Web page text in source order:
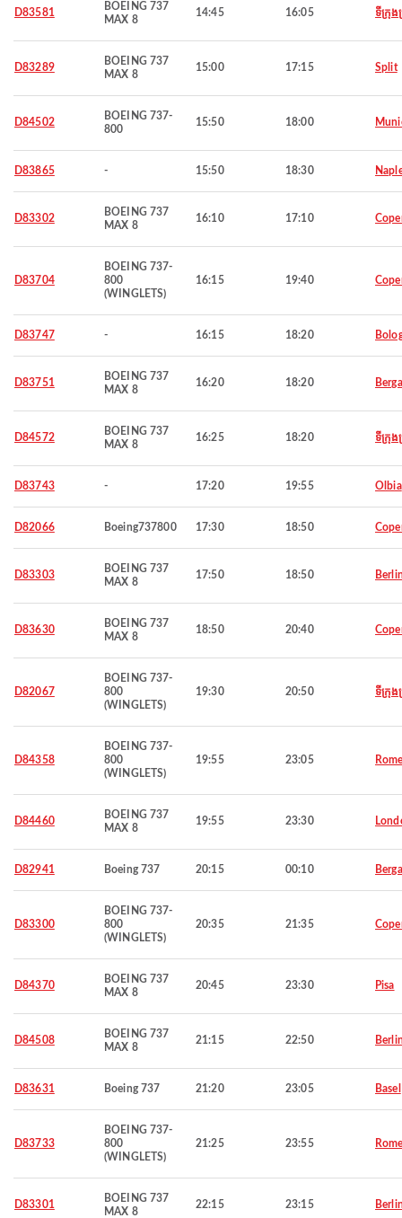
D83581
BOEING 737
MAX 8
14:45 16:05 ទីក្រុង
D83289
BOEING 737
MAX 8
15:00 17:15 Split
D84502
BOEING 737-
800
15:50 18:00
D83865 - 15:50 18:30
D83302
BOEING 737
MAX 8
16:10 17:10
D83704
BOEING 737-
800
(WINGLETS)
16:15 19:40
D83747 - 16:15 18:20
D83751
BOEING 737
MAX 8
16:20 18:20
D84572
BOEING 737
MAX 8
16:25 18:20 ទីក្រុង
D83743 - 17:20 19:55 Olbia
D82066 Boeing737800 17:30 18:50
D83303
BOEING 737
MAX 8
17:50 18:50
D83630
BOEING 737
MAX 8
18:50 20:40
D82067
BOEING 737-
800
(WINGLETS)
19:30 20:50 ទីក្រុង
D84358
BOEING 737-
800
(WINGLETS)
19:55 23:05
D84460
BOEING 737
MAX 8
19:55 23:30
D82941 Boeing 737 20:15 00:10
D83300
BOEING 737-
800
(WINGLETS)
20:35 21:35
D84370
BOEING 737
MAX 8
20:45 23:30 Pisa
D84508
BOEING 737
MAX 8
21:15 22:50
D83631 Boeing 737 21:20 23:05 Basel
D83733
BOEING 737-
800
(WINGLETS)
21:25 23:55
D83301
BOEING 737
MAX 8
22:15 23:15